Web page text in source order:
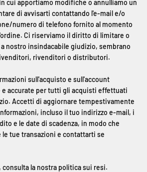
cui apportiamo modifiche o annulliamo un
di avvisarti contattando l'e-mail e/o
numero di telefono fornito al momento
Ci riserviamo il diritto di limitare o
nostro insindacabile giudizio, sembrano
rivenditori o distributori.
sull'acquisto e sull'account
accurate per tutti gli acquisti effettuati
Accetti di aggiornare tempestivamente
incluso il tuo indirizzo e-mail, i
e le date di scadenza, in modo che
le tue transazioni e contattarti se
la nostra politica sui resi.